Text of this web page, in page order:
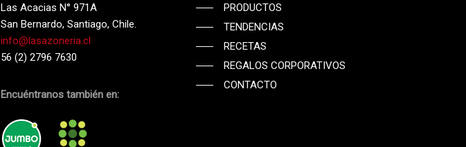
Las Acacias N° 971A
San Bernardo, Santiago, Chile.
info@lasazoneria.cl
56 (2) 2796 7630
Encuéntranos también en:
PRODUCTOS
TENDENCIAS
RECETAS
REGALOS CORPORATIVOS
CONTACTO